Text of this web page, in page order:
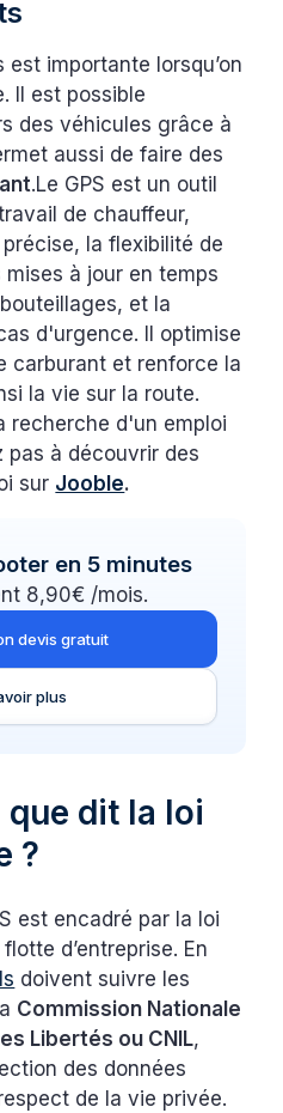
importante lorsqu’on
Il est possible
des véhicules grâce à
aussi de faire des
.Le GPS est un outil
de chauffeur,
la flexibilité de
à jour en temps
et la
d'urgence. Il optimise
carburant et renforce la
la vie sur la route.
recherche d'un emploi
pas à découvrir des
sur Jooble.
en 5 minutes
8,90€ /mois.
devis gratuit
plus
que dit la loi
?
est encadré par la loi
flotte d’entreprise. En
doivent suivre les
Commission Nationale
Libertés ou CNIL,
des données
de la vie privée.